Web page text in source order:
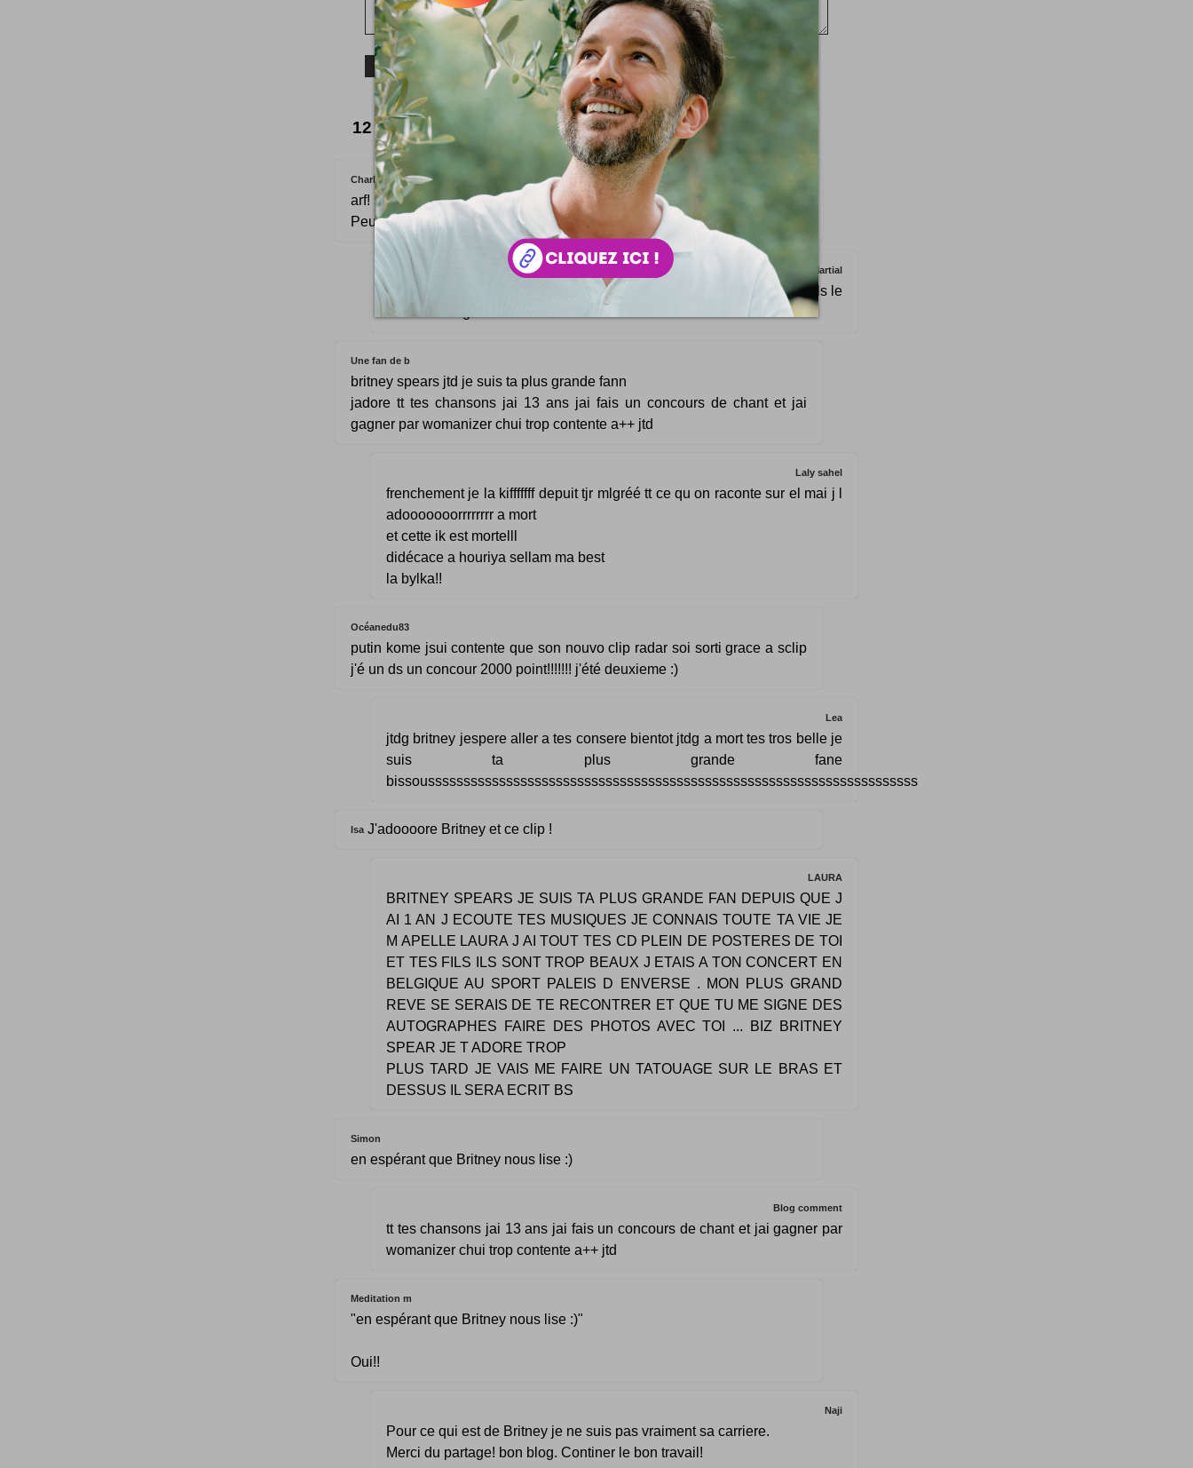
12 avis bien tournés
Charley Rabe
arf! la vidéo n'est plus disponible... dommage : /
Peut-on la trouver autre part?
Martial
pas les droits sur la vidéo Youtube ! Faut attendre le clip officiel .. si ils le
mettent en ligne !
Une fan de b
britney spears jtd je suis ta plus grande fann
jadore tt tes chansons jai 13 ans jai fais un concours de chant et jai
gagner par womanizer chui trop contente a++ jtd
Laly sahel
frenchement je la kifffffff depuit tjr mlgréé tt ce qu on raconte sur el mai j l
adooooooorrrrrrrr a mort
et cette ik est mortelll
didécace a houriya sellam ma best
la bylka!!
Océanedu83
putin kome jsui contente que son nouvo clip radar soi sorti grace a sclip
j'é un ds un concour 2000 point!!!!!!! j'été deuxieme :)
Lea
jtdg britney jespere aller a tes consere bientot jtdg a mort tes tros belle je
suis ta plus grande fane
bissousssssssssssssssssssssssssssssssssssssssssssssssssssssssssssssssssssss
Isa J'adoooore Britney et ce clip !
LAURA
BRITNEY SPEARS JE SUIS TA PLUS GRANDE FAN DEPUIS QUE J
AI 1 AN J ECOUTE TES MUSIQUES JE CONNAIS TOUTE TA VIE JE
M APELLE LAURA J AI TOUT TES CD PLEIN DE POSTERES DE TOI
ET TES FILS ILS SONT TROP BEAUX J ETAIS A TON CONCERT EN
BELGIQUE AU SPORT PALEIS D ENVERSE . MON PLUS GRAND
REVE SE SERAIS DE TE RECONTRER ET QUE TU ME SIGNE DES
AUTOGRAPHES FAIRE DES PHOTOS AVEC TOI ... BIZ BRITNEY
SPEAR JE T ADORE TROP
PLUS TARD JE VAIS ME FAIRE UN TATOUAGE SUR LE BRAS ET
DESSUS IL SERA ECRIT BS
Simon
en espérant que Britney nous lise :)
Blog comment
tt tes chansons jai 13 ans jai fais un concours de chant et jai gagner par
womanizer chui trop contente a++ jtd
Meditation m
"en espérant que Britney nous lise :)"
Oui!!
Naji
Pour ce qui est de Britney je ne suis pas vraiment sa carriere.
Merci du partage! bon blog. Continer le bon travail!